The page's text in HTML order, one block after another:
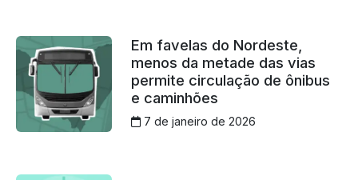
Em favelas do Nordeste,
menos da metade das vias
permite circulação de ônibus
e caminhões
7 de janeiro de 2026